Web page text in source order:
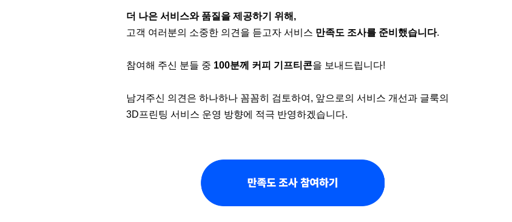
더 나은 서비스와 품질을 제공하기 위해,
고객 여러분의 소중한 의견을 듣고자 서비스 만족도 조사를 준비했습니다.
참여해 주신 분들 중 100분께 커피 기프티콘을 보내드립니다!
남겨주신 의견은 하나하나 꼼꼼히 검토하여, 앞으로의 서비스 개선과 글룩의
3D프린팅 서비스 운영 방향에 적극 반영하겠습니다.